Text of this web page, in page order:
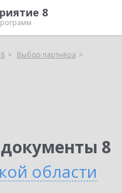
8
Выбор партнёра
8
области